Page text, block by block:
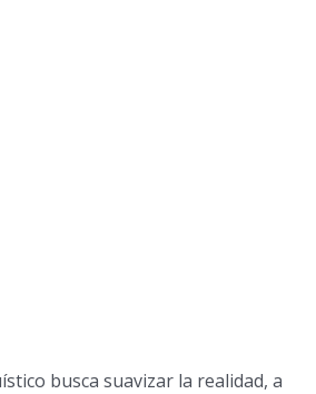
busca suavizar la realidad, a